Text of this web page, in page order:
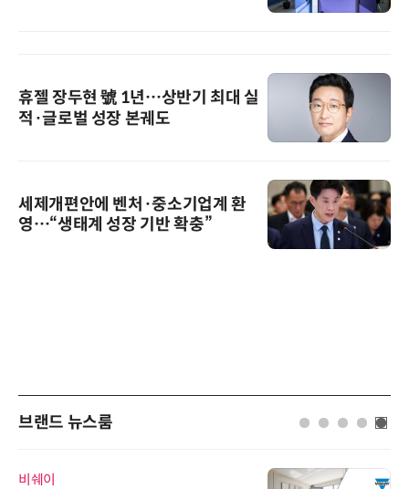
휴젤 장두현 號 1년…상반기 최대 실
적·글로벌 성장 본궤도
세제개편안에 벤처·중소기업계 환
영…“생태계 성장 기반 확충”
브랜드 뉴스룸
비쉐이